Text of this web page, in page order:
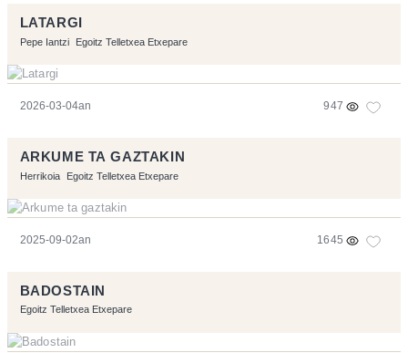
LATARGI
Pepe Iantzi Egoitz Telletxea Etxepare
2026-03-04an 947
ARKUME TA GAZTAKIN
Herrikoia Egoitz Telletxea Etxepare
2025-09-02an 1645
BADOSTAIN
Egoitz Telletxea Etxepare